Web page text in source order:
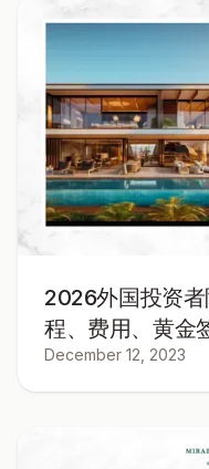
2026外国投资
程、费用、黄金
December 12, 2023